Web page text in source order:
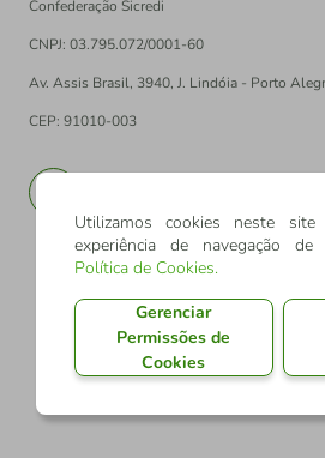
Confederação Sicredi
CNPJ: 03.795.072/0001-60
Av. Assis Brasil, 3940, J. Lindóia - Porto
CEP: 91010-003
Utilizamos cookies neste
experiência de navegação
Política de Cookies.
Gerenciar
Permissões de
Cookies